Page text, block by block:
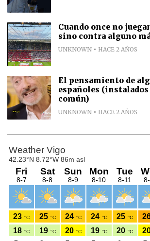
Cuando once no
sino contra alguno
UNKNOWN HACE 2 AÑOS
El pensamiento de
españoles
común)
UNKNOWN HACE 2 AÑOS